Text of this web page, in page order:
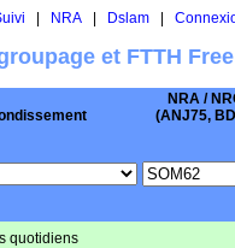
NRA| Dslam|
et FTTH
NRA /
(ANJ75,
quotidiens